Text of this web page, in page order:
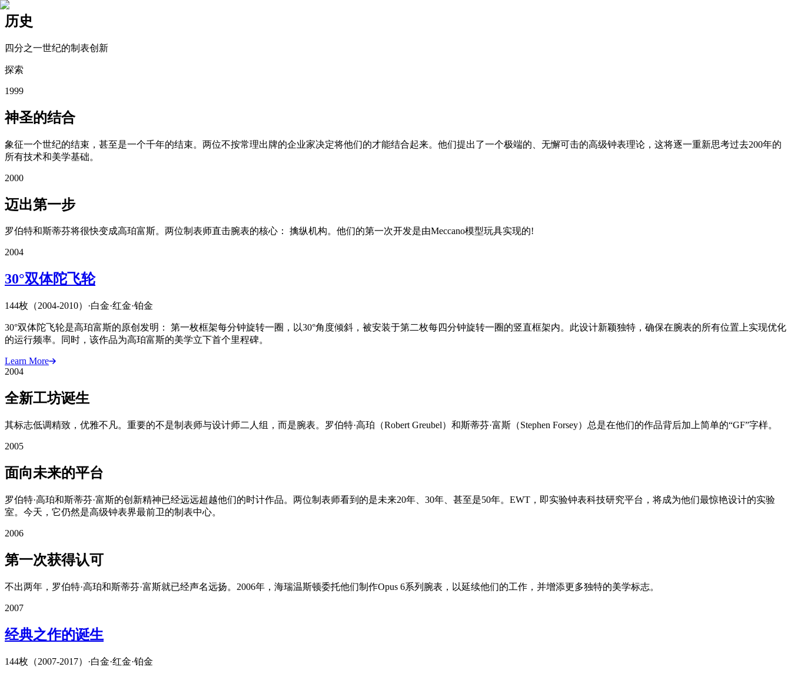
历史
四分之一世纪的制表创新
探索
1999
神圣的结合
象征一个世纪的结束，甚至是一个千年的结束。两位不按常理出牌的企业家决定将他们的才能结合起来。他们提出了一个极端的、无懈可击的高级钟表理论，这将逐一重新思考过去200年的
所有技术和美学基础。
2000
迈出第一步
罗伯特和斯蒂芬将很快变成高珀富斯。两位制表师直击腕表的核心： 擒纵机构。他们的第一次开发是由Meccano模型玩具实现的!
2004
30°双体陀飞轮
144枚（2004-2010） ·白金·红金·铂金
30°双体陀飞轮是高珀富斯的原创发明： 第一枚框架每分钟旋转一圈，以30°角度倾斜，被安装于第二枚每四分钟旋转一圈的竖直框架内。此设计新颖独特，确保在腕表的所有位置上实现优化
的运行频率。同时，该作品为高珀富斯的美学立下首个里程碑。
Learn More
2004
全新工坊诞生
其标志低调精致，优雅不凡。重要的不是制表师与设计师二人组，而是腕表。罗伯特·高珀（Robert Greubel）和斯蒂芬·富斯（Stephen Forsey）总是在他们的作品背后加上简单的“GF”字样。
2005
面向未来的平台
罗伯特·高珀和斯蒂芬·富斯的创新精神已经远远超越他们的时计作品。两位制表师看到的是未来20年、30年、甚至是50年。EWT，即实验钟表科技研究平台，将成为他们最惊艳设计的实验
室。今天，它仍然是高级钟表界最前卫的制表中心。
2006
第一次获得认可
不出两年，罗伯特·高珀和斯蒂芬·富斯就已经声名远扬。2006年，海瑞温斯顿委托他们制作Opus 6系列腕表，以延续他们的工作，并增添更多独特的美学标志。
2007
经典之作的诞生
144枚（2007-2017） ·白金·红金·铂金